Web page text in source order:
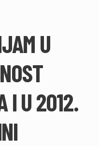
U
I U 2012.